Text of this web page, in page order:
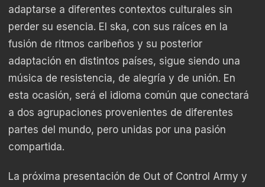
adaptarse a diferentes contextos culturales sin
perder su esencia. El ska, con sus raíces en la
fusión de ritmos caribeños y su posterior
adaptación en distintos países, sigue siendo una
música de resistencia, de alegría y de unión. En
esta ocasión, será el idioma común que conectará
a dos agrupaciones provenientes de diferentes
partes del mundo, pero unidas por una pasión
compartida.
La próxima presentación de Out of Control Army y